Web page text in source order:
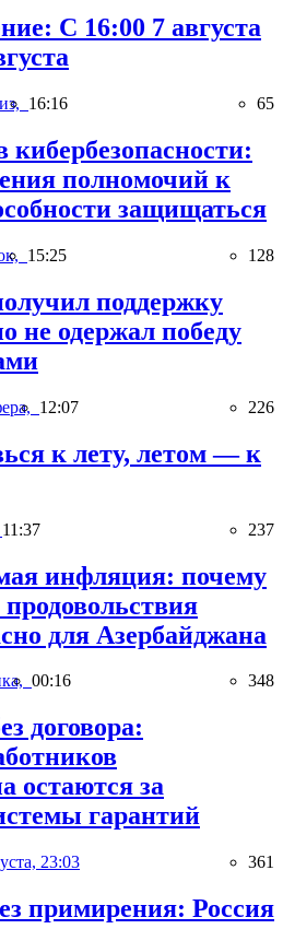
С 16:00 7 августа
16:16 65
полномочий к
защищаться
15:25 128
поддержку
не одержал победу
12:07 226
к лету, летом — к
11:37 237
инфляция: почему
для Азербайджана
00:16 348
договора:
остаются за
гарантий
23:03 361
примирения: Россия